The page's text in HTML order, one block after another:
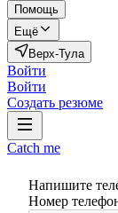
Помощь
Ещё
Верх-Тула
Войти
Войти
Создать резюме
Catch me
Напишите
Номер